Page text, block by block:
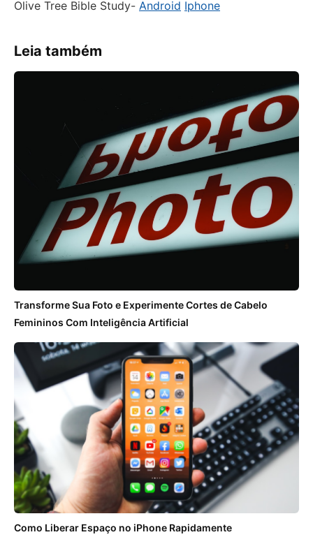
Olive Tree Bible Study- Android Iphone
Leia também
Transforme Sua Foto e Experimente Cortes de Cabelo
Femininos Com Inteligência Artificial
Como Liberar Espaço no iPhone Rapidamente